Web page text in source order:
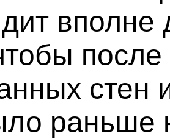
вполне
стен
раньше